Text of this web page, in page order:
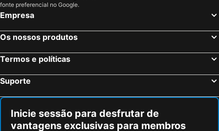
fonte preferencial no Google.
Empresa
Os nossos produtos
Termos e políticas
Suporte
Inicie sessão para desfrutar de
vantagens exclusivas para membros